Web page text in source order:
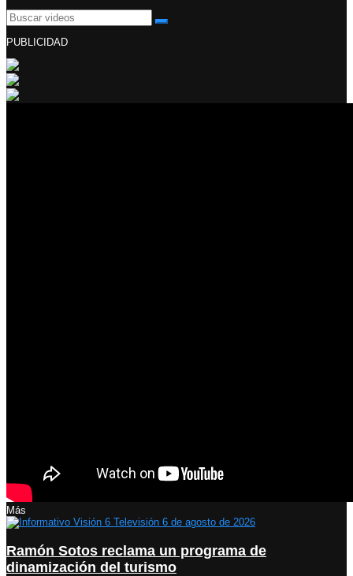
PUBLICIDAD
Más
Ramón Sotos reclama un programa de
dinamización del turismo